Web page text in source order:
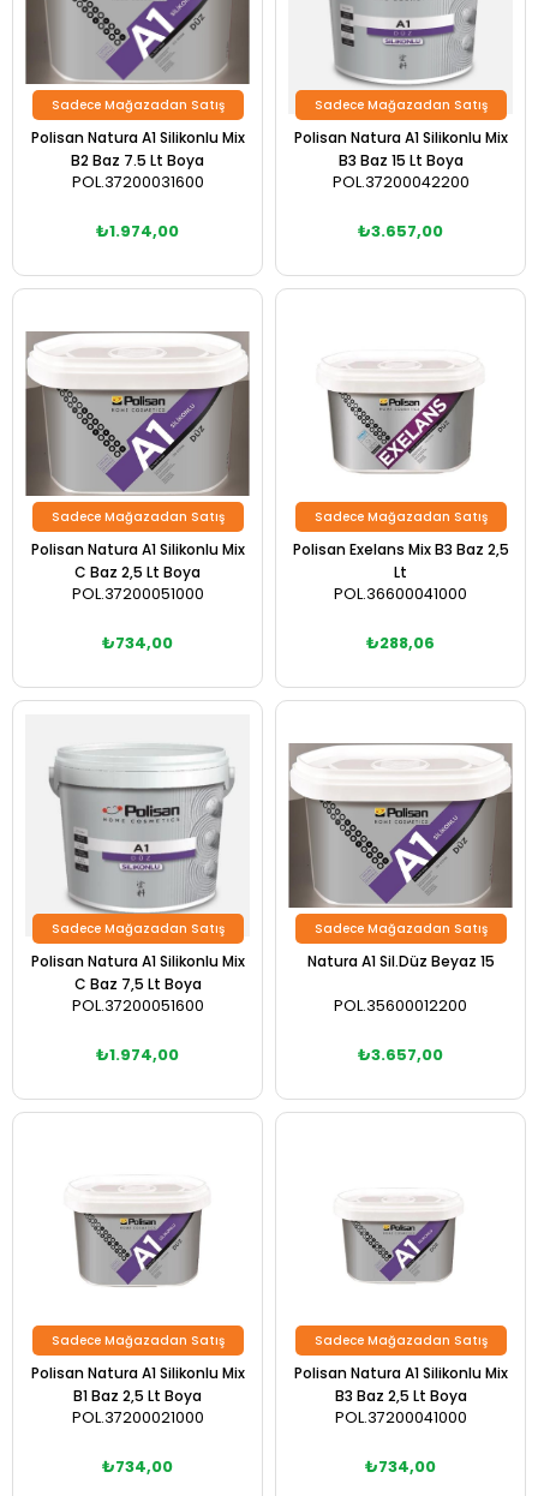
Polisan Natura A1 Silikonlu Mix
B2 Baz 7.5 Lt Boya
POL.37200031600
₺1.974,00
Sadece Mağazadan Satış
Polisan Natura A1 Silikonlu Mix
B3 Baz 15 Lt Boya
POL.37200042200
₺3.657,00
Sadece Mağazadan Satış
Polisan Natura A1 Silikonlu Mix
C Baz 2,5 Lt Boya
POL.37200051000
₺734,00
Sadece Mağazadan Satış
Polisan Exelans Mix B3 Baz 2,5
Lt
POL.36600041000
₺288,06
Sadece Mağazadan Satış
Polisan Natura A1 Silikonlu Mix
C Baz 7,5 Lt Boya
POL.37200051600
₺1.974,00
Sadece Mağazadan Satış
Natura A1 Sil.Düz Beyaz 15
POL.35600012200
₺3.657,00
Sadece Mağazadan Satış
Polisan Natura A1 Silikonlu Mix
B1 Baz 2,5 Lt Boya
POL.37200021000
₺734,00
Sadece Mağazadan Satış
Polisan Natura A1 Silikonlu Mix
B3 Baz 2,5 Lt Boya
POL.37200041000
₺734,00
Sadece Mağazadan Satış